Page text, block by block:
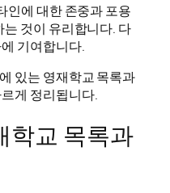
인에 대한 존중과 포용
것이 유리합니다. 다
기여합니다.
있는 영재학교 목록과
게 정리됩니다.
학교 목록과